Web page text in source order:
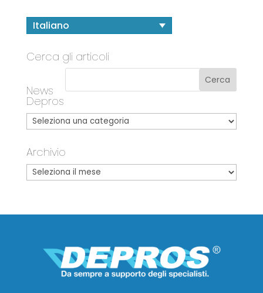
Italiano
Cerca gli articoli
News
Depros
Archivio